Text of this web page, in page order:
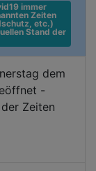
immer
Zeiten
etc.)
Stand der
dem
-
Zeiten